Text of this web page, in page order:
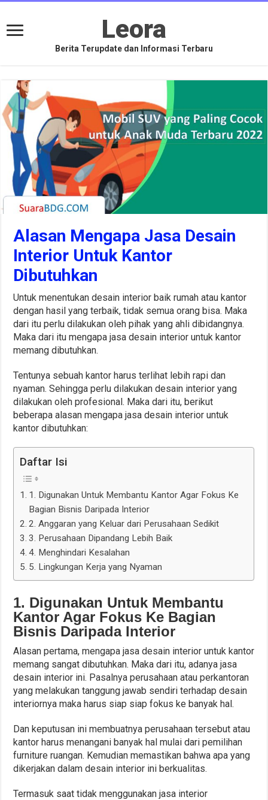
Leora
Berita Terupdate dan Informasi Terbaru
Alasan Mengapa Jasa Desain
Interior Untuk Kantor
Dibutuhkan
Untuk menentukan desain interior baik rumah atau kantor
dengan hasil yang terbaik, tidak semua orang bisa. Maka
dari itu perlu dilakukan oleh pihak yang ahli dibidangnya.
Maka dari itu mengapa jasa desain interior untuk kantor
memang dibutuhkan.
Tentunya sebuah kantor harus terlihat lebih rapi dan
nyaman. Sehingga perlu dilakukan desain interior yang
dilakukan oleh profesional. Maka dari itu, berikut
beberapa alasan mengapa jasa desain interior untuk
kantor dibutuhkan:
Daftar Isi
1. Digunakan Untuk Membantu Kantor Agar Fokus Ke
Bagian Bisnis Daripada Interior
2. Anggaran yang Keluar dari Perusahaan Sedikit
3. Perusahaan Dipandang Lebih Baik
4. Menghindari Kesalahan
5. Lingkungan Kerja yang Nyaman
1. Digunakan Untuk Membantu
Kantor Agar Fokus Ke Bagian
Bisnis Daripada Interior
Alasan pertama, mengapa jasa desain interior untuk kantor
memang sangat dibutuhkan. Maka dari itu, adanya jasa
desain interior ini. Pasalnya perusahaan atau perkantoran
yang melakukan tanggung jawab sendiri terhadap desain
interiornya maka harus siap siap fokus ke banyak hal.
Dan keputusan ini membuatnya perusahaan tersebut atau
kantor harus menangani banyak hal mulai dari pemilihan
furniture ruangan. Kemudian memastikan bahwa apa yang
dikerjakan dalam desain interior ini berkualitas.
Termasuk saat tidak menggunakan jasa interior